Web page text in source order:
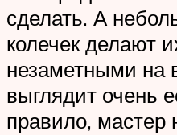
сделать. А
колечек делают
незаметными на
выглядит очень
правило,